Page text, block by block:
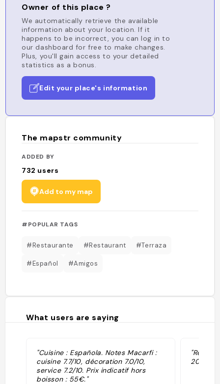
Owner of this place ?
We automatically retrieve the available
information about your location. If it
happens to be incorrect, you can log in to
our dashboard for free to make changes.
Plus, you'll gain access to your detailed
statistics as a bonus.
Edit your place's information
The mapstr community
ADDED BY
732 users
Add to my map
#POPULAR TAGS
#Restaurante #Restaurant #Terraza
#Español #Amigos
What users are saying
"Cuisine : Española. Notes Macarfi :
cuisine 7.7/10, décoration 7.0/10,
service 7.2/10. Prix indicatif hors
boisson : 55€."
2026."